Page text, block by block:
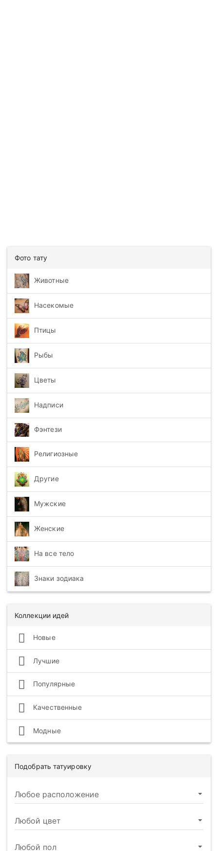
Фото тату
Животные
Насекомые
Птицы
Рыбы
Цветы
Надписи
Фэнтези
Религиозные
Другие
Мужские
Женские
На все тело
Знаки зодиака
Коллекции идей
Новые
Лучшие
Популярные
Качественные
Модные
Подобрать татуировку